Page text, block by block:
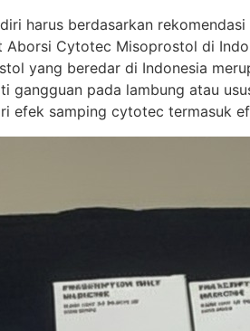
harus berdasarkan
Aborsi Cytotec Misoprostol di
yang beredar di Indonesia
gangguan pada lambung atau
efek samping cytotec termasuk